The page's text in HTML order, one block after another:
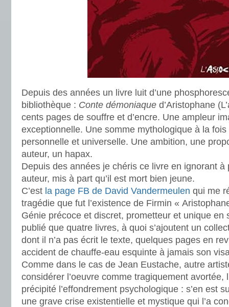
Depuis des années un livre luit d’une
bibliothèque : Conte démoniaque d’Aristophane
cents pages de souffre et d’encre. Une ampleur
exceptionnelle. Une somme mythologique à la
personnelle et universelle. Une ambition, une
auteur, un hapax.
Depuis des années je chéris ce livre en ignorant à
auteur, mis à part qu’il est mort bien jeune.
C’est la page FB de David Vandermeulen qui me
tragédie que fut l’existence de Firmin «
Génie précoce et discret, prometteur et unique en
publié que quatre livres, à quoi s’ajoutent un
dont il n’a pas écrit le texte, quelques pages en
accident de chauffe-eau esquinte à jamais son
Comme dans le cas de Jean Eustache, autre
considérer l’oeuvre comme tragiquement avortée,
précipité l’effondrement psychologique : s’en est
une grave crise existentielle et mystique qui l’a